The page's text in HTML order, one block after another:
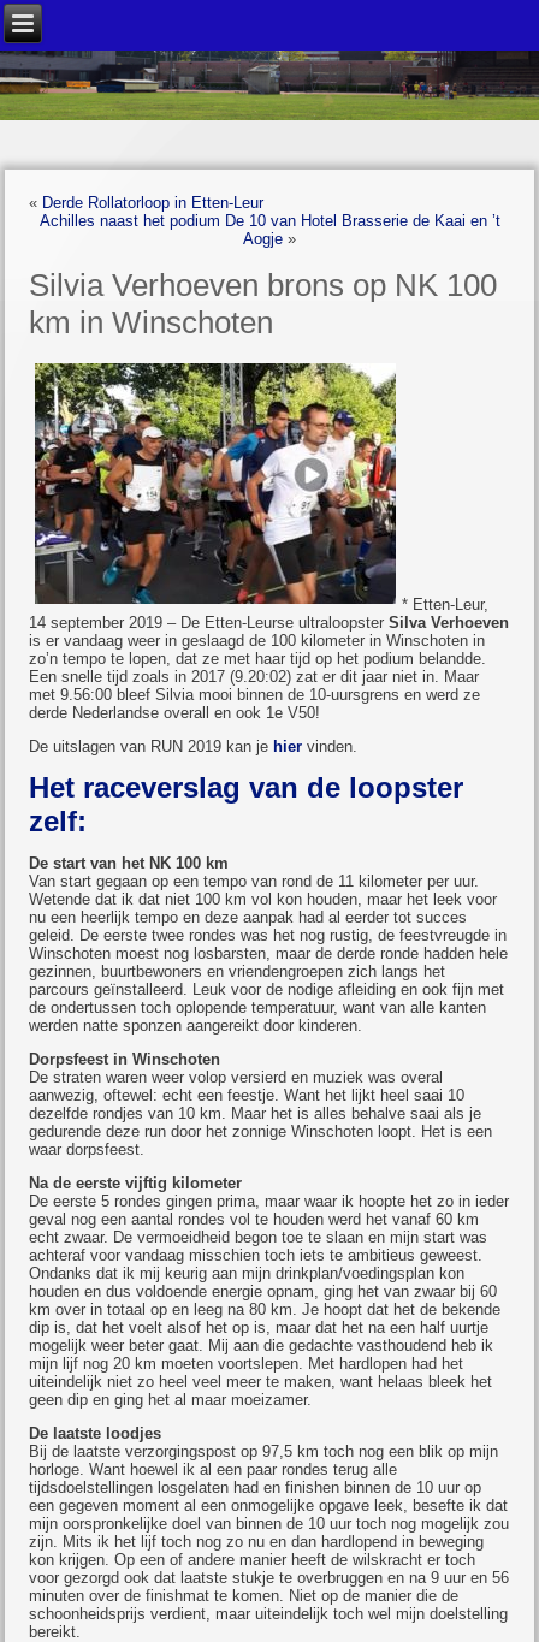
« Derde Rollatorloop in Etten-Leur
Achilles naast het podium De 10 van Hotel Brasserie de Kaai en ’t
Aogje »
Silvia Verhoeven brons op NK 100
km in Winschoten
* Etten-Leur,
14 september 2019 – De Etten-Leurse ultraloopsterSilva Verhoeven
is er vandaag weer in geslaagd de 100 kilometer in Winschoten in
zo’n tempo te lopen, dat ze met haar tijd op het podium belandde.
Een snelle tijd zoals in 2017 (9.20:02) zat er dit jaar niet in. Maar
met 9.56:00 bleef Silvia mooi binnen de 10-uursgrens en werd ze
derde Nederlandse overall en ook 1e V50!
De uitslagen van RUN 2019 kan je hier vinden.
Het raceverslag van de loopster
zelf:
De start van het NK 100 km
Van start gegaan op een tempo van rond de 11 kilometer per uur.
Wetende dat ik dat niet 100 km vol kon houden, maar het leek voor
nu een heerlijk tempo en deze aanpak had al eerder tot succes
geleid. De eerste twee rondes was het nog rustig, de feestvreugde in
Winschoten moest nog losbarsten, maar de derde ronde hadden hele
gezinnen, buurtbewoners en vriendengroepen zich langs het
parcours geïnstalleerd. Leuk voor de nodige afleiding en ook fijn met
de ondertussen toch oplopende temperatuur, want van alle kanten
werden natte sponzen aangereikt door kinderen.
Dorpsfeest in Winschoten
De straten waren weer volop versierd en muziek was overal
aanwezig, oftewel: echt een feestje. Want het lijkt heel saai 10
dezelfde rondjes van 10 km. Maar het is alles behalve saai als je
gedurende deze run door het zonnige Winschoten loopt. Het is een
waar dorpsfeest.
Na de eerste vijftig kilometer
De eerste 5 rondes gingen prima, maar waar ik hoopte het zo in ieder
geval nog een aantal rondes vol te houden werd het vanaf 60 km
echt zwaar. De vermoeidheid begon toe te slaan en mijn start was
achteraf voor vandaag misschien toch iets te ambitieus geweest.
Ondanks dat ik mij keurig aan mijn drinkplan/voedingsplan kon
houden en dus voldoende energie opnam, ging het van zwaar bij 60
km over in totaal op en leeg na 80 km. Je hoopt dat het de bekende
dip is, dat het voelt alsof het op is, maar dat het na een half uurtje
mogelijk weer beter gaat. Mij aan die gedachte vasthoudend heb ik
mijn lijf nog 20 km moeten voortslepen. Met hardlopen had het
uiteindelijk niet zo heel veel meer te maken, want helaas bleek het
geen dip en ging het al maar moeizamer.
De laatste loodjes
Bij de laatste verzorgingspost op 97,5 km toch nog een blik op mijn
horloge. Want hoewel ik al een paar rondes terug alle
tijdsdoelstellingen losgelaten had en finishen binnen de 10 uur op
een gegeven moment al een onmogelijke opgave leek, besefte ik dat
mijn oorspronkelijke doel van binnen de 10 uur toch nog mogelijk zou
zijn. Mits ik het lijf toch nog zo nu en dan hardlopend in beweging
kon krijgen. Op een of andere manier heeft de wilskracht er toch
voor gezorgd ook dat laatste stukje te overbruggen en na 9 uur en 56
minuten over de finishmat te komen. Niet op de manier die de
schoonheidsprijs verdient, maar uiteindelijk toch wel mijn doelstelling
bereikt.